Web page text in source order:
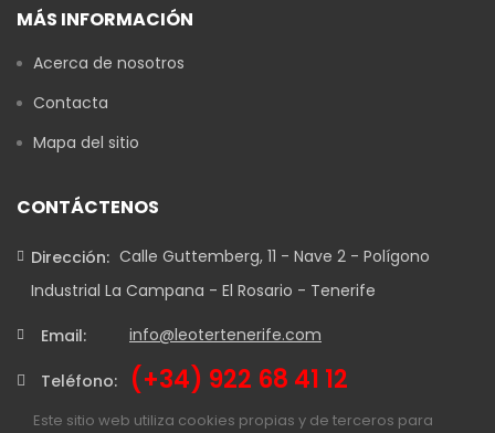
MÁS INFORMACIÓN
Acerca de nosotros
Contacta
Mapa del sitio
CONTÁCTENOS
Dirección: Calle Guttemberg, 11 - Nave 2 - Polígono
Industrial La Campana - El Rosario - Tenerife
Email: info@leotertenerife.com
Teléfono: (+34) 922 68 41 12
Este sitio web utiliza cookies propias y de terceros para